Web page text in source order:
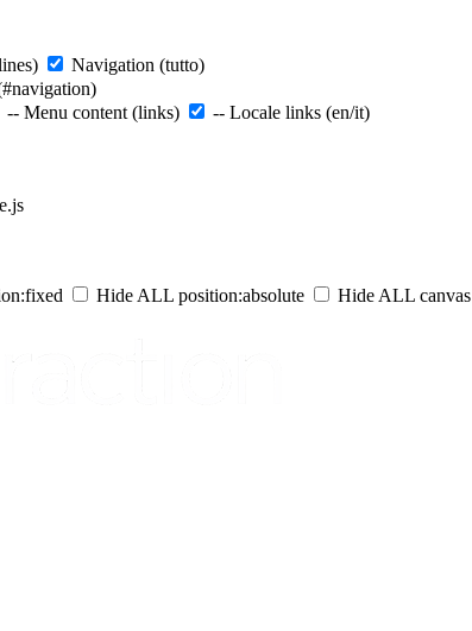
Navigation (tutto)
-- Menu content (links)
-- Locale links (en/it)
Hide ALL position:absolute Hide ALL canvas